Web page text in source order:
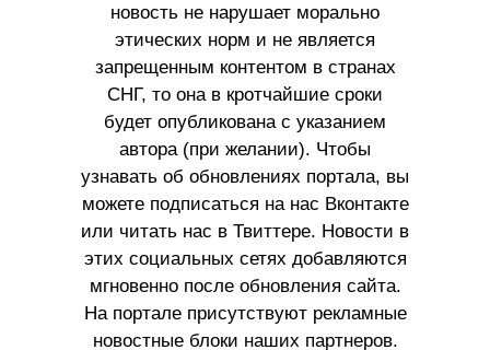
новость не нарушает морально
этических норм и не является
запрещенным контентом в странах
СНГ, то она в кротчайшие сроки
будет опубликована с указанием
автора (при желании). Чтобы
узнавать об обновлениях портала, вы
можете подписаться на нас Вконтакте
или читать нас в Твиттере. Новости в
этих социальных сетях добавляются
мгновенно после обновления сайта.
На портале присутствуют рекламные
новостные блоки наших партнеров.